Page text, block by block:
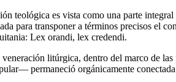
teológica es vista como una parte
para transponer a términos precisos el
Lex orandi, lex credendi.
litúrgica, dentro del marco de
permaneció orgánicamente